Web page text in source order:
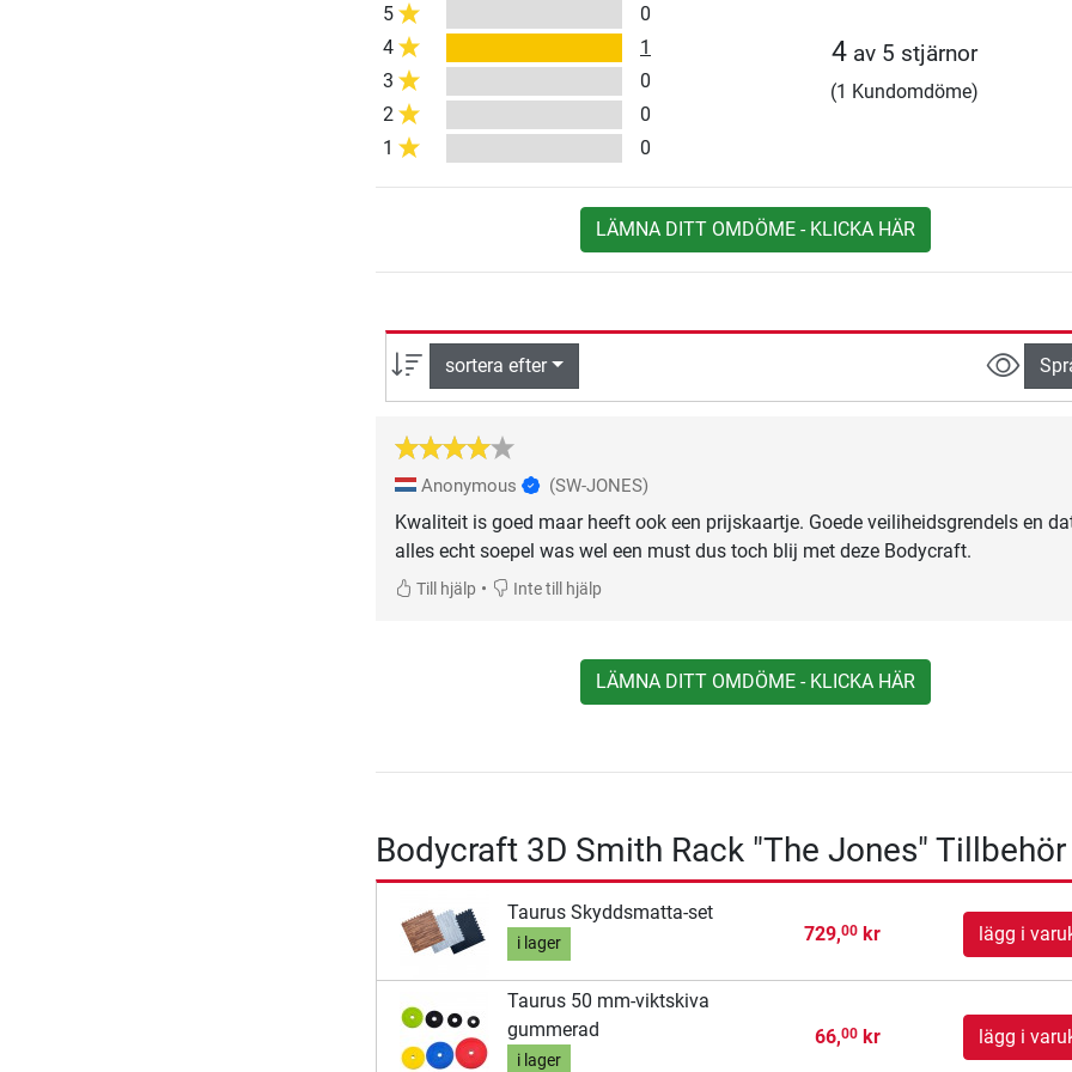
5
0
4
1
3
0
2
0
1
0
4 av 5 stjärnor
(1 Kundomdöme)
LÄMNA DITT OMDÖME - KLICKA HÄR
sortera efter
Anonymous (SW-JONES)
Kwaliteit is goed maar heeft ook een prijskaartje. Goede veiliheidsgrendels en
alles echt soepel was wel een must dus toch blij met deze Bodycraft.
Till hjälp • Inte till hjälp
LÄMNA DITT OMDÖME - KLICKA HÄR
Bodycraft 3D Smith Rack "The Jones" Tillbehör
Taurus Skyddsmatta-set
i lager 729,00kr lägg i
Taurus 50 mm-viktskiva
gummerad
i lager
66,00kr lägg i